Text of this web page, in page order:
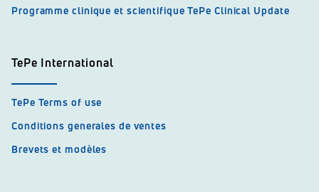
Programme clinique et scientifique TePe Clinical Update
TePe International
TePe Terms of use
Conditions generales de ventes
Brevets et modèles